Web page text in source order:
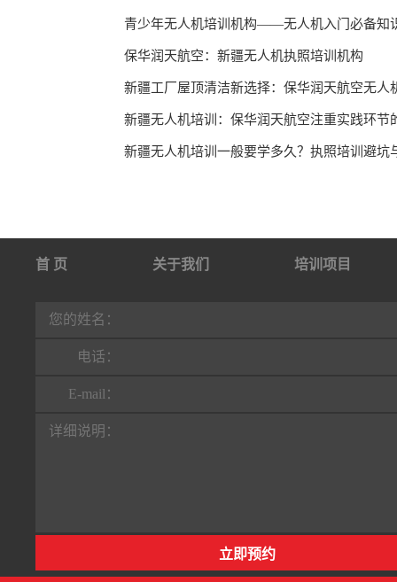
青少年无人机培训机构——无人机入门必备知
保华润天航空：新疆无人机执照培训机构
新疆工厂屋顶清洁新选择：保华润天航空无人
新疆无人机培训：保华润天航空注重实践环节
首 页 关于我们 培训项目
行业动态
您的姓名：
电话：
E-mail：
详细说明：